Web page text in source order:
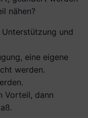
nähen?
und
eine eigene
werden.
Vorteil, dann